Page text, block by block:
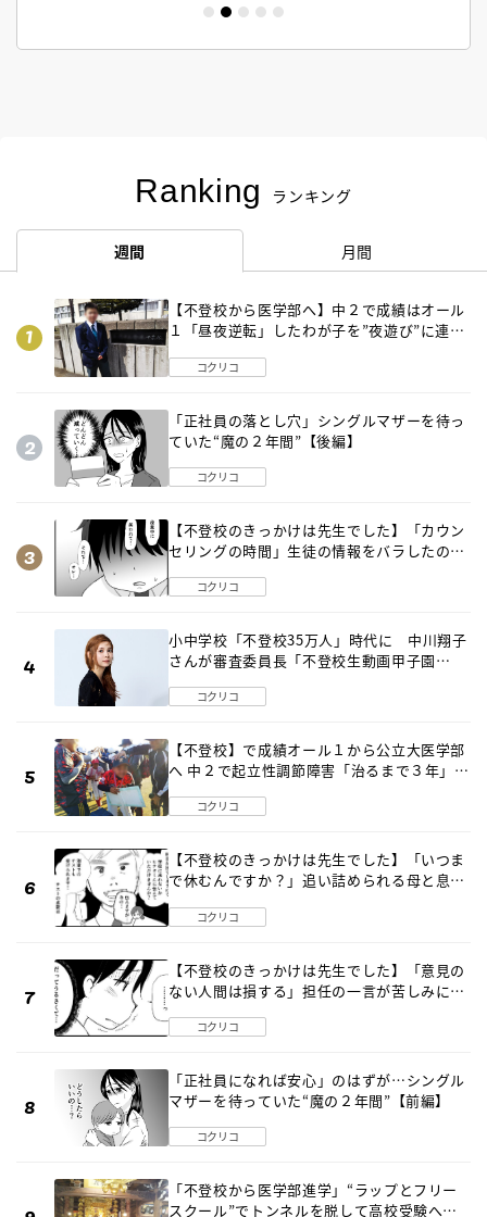
Ranking ランキング
週間 月間
【不登校から医学部へ】中２で成績はオール
１「昼夜逆転」したわが子を”夜遊び”に連れ
コクリコ
「正社員の落とし穴」シングルマザーを待っ
ていた“魔の２年間”【後編】
コクリコ
【不登校のきっかけは先生でした】「カウン
セリングの時間」生徒の情報をバラしたの
コクリコ
小中学校「不登校35万人」時代に 中川翔子
さんが審査委員長「不登校生動画甲子園
コクリコ
【不登校】で成績オール１から公立大医学部
へ 中２で起立性調節障害「治るまで３年」の
コクリコ
【不登校のきっかけは先生でした】「いつま
で休むんですか？」追い詰められる母と息子
コクリコ
【不登校のきっかけは先生でした】「意見の
ない人間は損する」担任の一言が苦しみに…
コクリコ
「正社員になれば安心」のはずが…シングル
マザーを待っていた“魔の２年間”【前編】
コクリコ
「不登校から医学部進学」“ラップとフリー
スクール”でトンネルを脱して高校受験へ